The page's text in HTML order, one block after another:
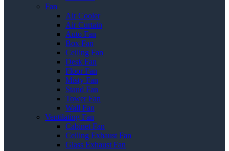
Fan
Air Cooler
Air Curtain
Auto Fan
Box Fan
Ceiling Fan
Desk Fan
Floor Fan
Misty Fan
Stand Fan
Tower Fan
Wall Fan
Ventilating Fan
Cabinet Fan
Ceiling Exhaust Fan
Glass Exhaust Fan